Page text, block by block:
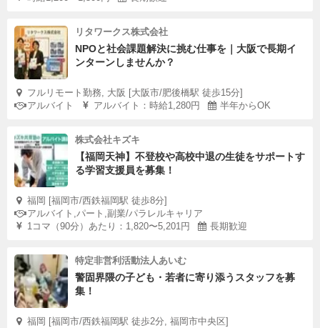
リタワークス株式会社
NPOと社会課題解決に挑む仕事を｜大阪で長期イ
ンターンしませんか？
フルリモート勤務, 大阪 [大阪市/肥後橋駅 徒歩15分]
アルバイト
アルバイト：時給1,280円 半年からOK
株式会社キズキ
【福岡天神】不登校や高校中退の生徒をサポートす
る学習支援員を募集！
福岡 [福岡市/西鉄福岡駅 徒歩8分]
アルバイト,パート,副業/パラレルキャリア
1コマ（90分）あたり：1,820〜5,201円
長期歓迎
特定非営利活動法人あいむ
警固界隈の子ども・若者に寄り添うスタッフを募
集！
福岡 [福岡市/西鉄福岡駅 徒歩2分, 福岡市中央区]